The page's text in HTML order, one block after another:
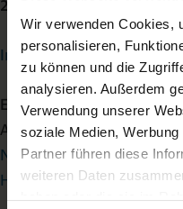
Wir verwenden Cookies,
personalisieren,
zu können und die
analysieren. Außerdem
Verwendung unserer
soziale Medien,
Partner führen diese
weiteren Daten
haben oder die sie im
2026 | Heft 1
Inhaltsverzeichnis
Editorial
Anita Bell/Thomas
Neues Jahr – neue
Herausforderungen!